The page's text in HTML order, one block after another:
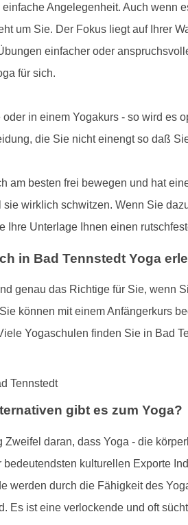
Angelegenheit. Auch wenn
um Sie. Der Fokus liegt auf Ihrer
einfacher oder
für sich.
oder in einem Yogakurs - so wird es
die Sie nicht einengt so daß
am besten frei bewegen und hat
sie wirklich schwitzen. Wenn Sie
Ihre Unterlage Ihnen einen
in Bad Tennstedt Yoga
genau das Richtige für Sie, wenn
können mit einem Anfängerkurs
Yogaschulen finden Sie in Bad
gibt es zum Yoga?
Zweifel daran, dass Yoga - die
bedeutendsten kulturellen Exporte
werden durch die Fähigkeit des
Es ist eine verlockende und oft